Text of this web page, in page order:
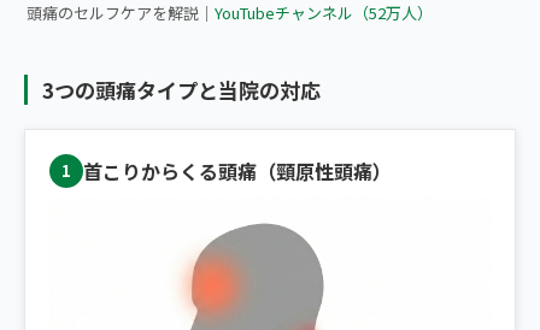
頭痛のセルフケアを解説｜ YouTubeチャンネル（52万人）
3つの頭痛タイプと当院の対応
1 首こりからくる頭痛（頸原性頭痛）